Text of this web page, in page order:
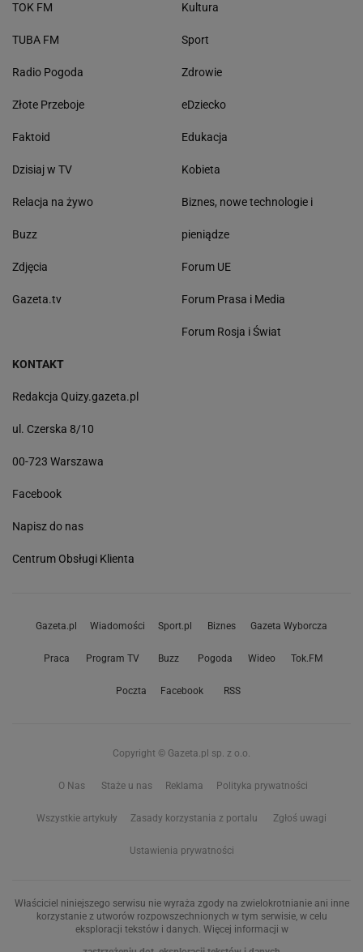
TOK FM
TUBA FM
Radio Pogoda
Złote Przeboje
Faktoid
Dzisiaj w TV
Relacja na żywo
Buzz
Zdjęcia
Gazeta.tv
Kultura
Sport
Zdrowie
eDziecko
Edukacja
Kobieta
Biznes, nowe technologie i
pieniądze
Forum UE
Forum Prasa i Media
Forum Rosja i Świat
KONTAKT
Redakcja Quizy.gazeta.pl
ul. Czerska 8/10
00-723 Warszawa
Facebook
Napisz do nas
Centrum Obsługi Klienta
Gazeta.pl Wiadomości Sport.pl Biznes Gazeta Wyborcza
Praca Program TV Buzz Pogoda Wideo Tok.FM
Poczta Facebook RSS
Copyright © Gazeta.pl sp. z o.o.
O Nas Staże u nas Reklama Polityka prywatności
Wszystkie artykuły Zasady korzystania z portalu Zgłoś uwagi
Ustawienia prywatności
Właściciel niniejszego serwisu nie wyraża zgody na zwielokrotnianie ani inne
korzystanie z utworów rozpowszechnionych w tym serwisie, w celu
eksploracji tekstów i danych. Więcej informacji w